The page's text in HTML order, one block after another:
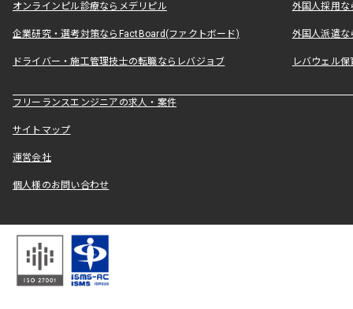
オンラインピル診療ならメデリピル 外国人採用
企業研究・選考対策ならFactBoard(ファクトボード) 外国人派遣な
ドライバー・施工管理技士の転職ならレバジョブ レバウェル
フリーランスエンジニアの求人・案件
サイトマップ
運営会社
個人様のお問い合わせ